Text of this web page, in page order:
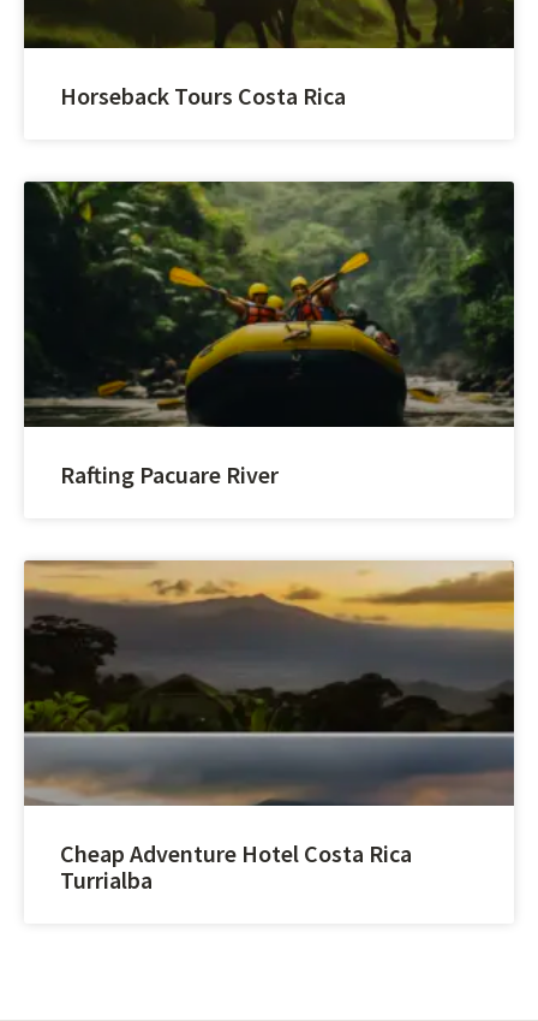
Horseback Tours Costa Rica
Rafting Pacuare River
Cheap Adventure Hotel Costa Rica
Turrialba